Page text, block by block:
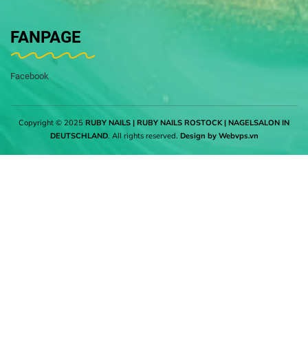
FANPAGE
Facebook
Copyright © 2025 RUBY NAILS | RUBY NAILS ROSTOCK | NAGELSALON IN
DEUTSCHLAND. All rights reserved. Design by Webvps.vn